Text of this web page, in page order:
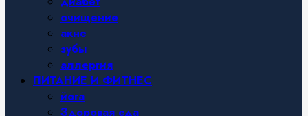
очищение
акне
зубы
аллергия
ПИТАНИЕ И ФИТНЕС
йога
Здоровая еда